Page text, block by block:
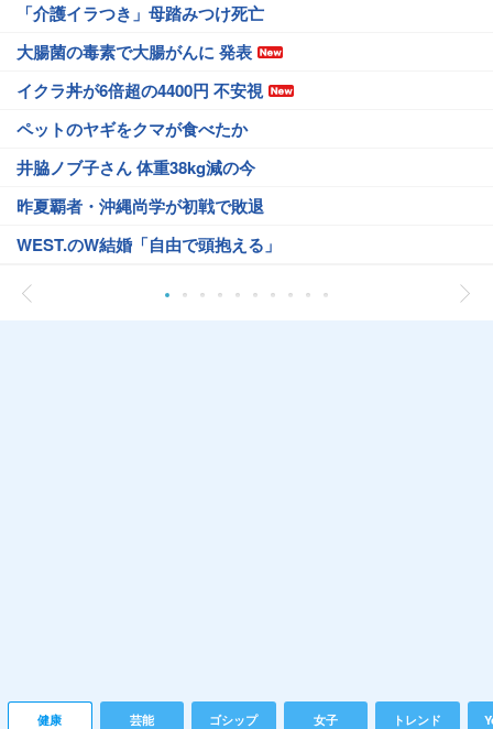
「介護イラつき」母踏みつけ死亡
大腸菌の毒素で大腸がんに 発表
イクラ丼が6倍超の4400円 不安視
ペットのヤギをクマが食べたか
井脇ノブ子さん 体重38kg減の今
昨夏覇者・沖縄尚学が初戦で敗退
WEST.のW結婚「自由で頭抱える」
健康 芸能 ゴシップ 女子 トレンド